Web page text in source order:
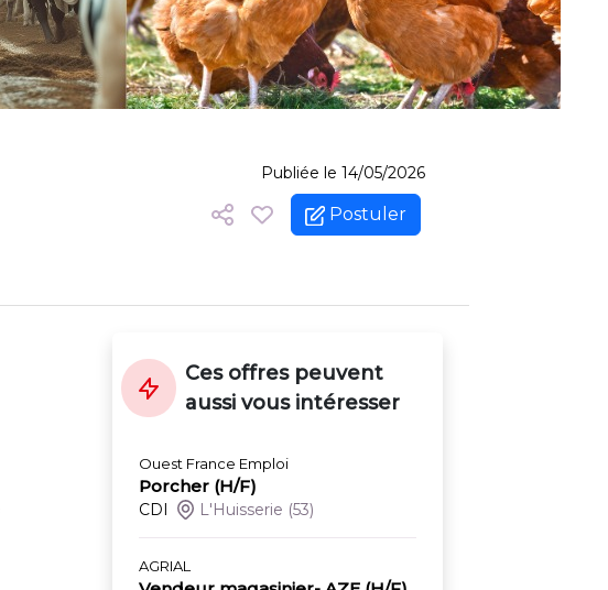
Publiée le 14/05/2026
Postuler
Ces offres peuvent
aussi vous intéresser
Ouest France Emploi
Porcher (H/F)
CDI L'Huisserie (53)
AGRIAL